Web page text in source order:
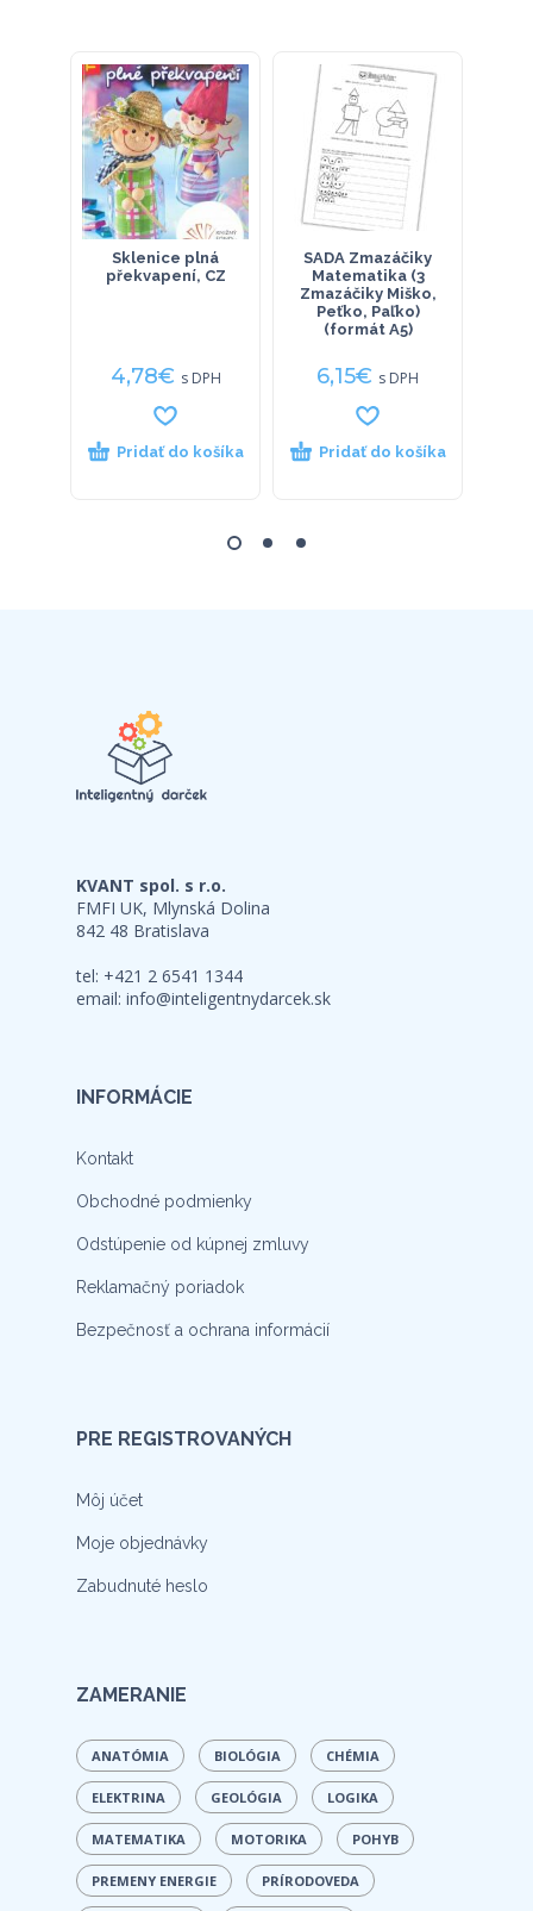
Sklenice plná
překvapení, CZ
4,78€ s DPH
Pridať do košíka
SADA Zmazáčiky
Matematika (3
Zmazáčiky Miško,
Peťko, Paľko)
(formát A5)
6,15€ s DPH
Pridať do košíka
KVANT spol. s r.o.
FMFI UK, Mlynská Dolina
842 48 Bratislava
tel: +421 2 6541 1344
email: info@inteligentnydarcek.sk
INFORMÁCIE
Kontakt
Obchodné podmienky
Odstúpenie od kúpnej zmluvy
Reklamačný poriadok
Bezpečnosť a ochrana informácií
PRE REGISTROVANÝCH
Môj účet
Moje objednávky
Zabudnuté heslo
ZAMERANIE
ANATÓMIA BIOLÓGIA CHÉMIA
ELEKTRINA GEOLÓGIA LOGIKA
MATEMATIKA MOTORIKA POHYB
PREMENY ENERGIE PRÍRODOVEDA